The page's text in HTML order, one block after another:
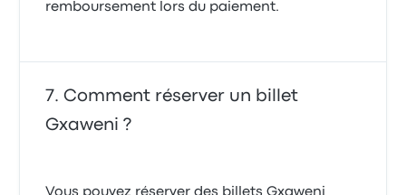
remboursement lors du paiement.
Comment réserver un billet
Gxaweni ?
Vous pouvez réserver des billets Gxaweni